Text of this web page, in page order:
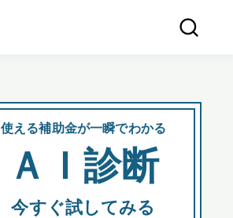
使える補助金が一瞬でわかる
ＡＩ診断
今すぐ試してみる